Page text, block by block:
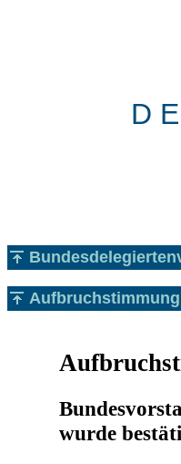
D
Aufbruchstimmung
wurde